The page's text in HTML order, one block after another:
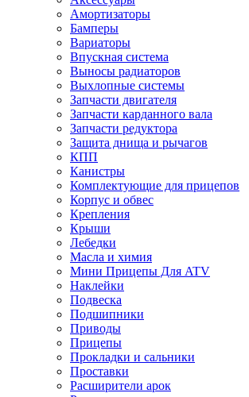
Амортизаторы
Бамперы
Вариаторы
Впускная система
Выносы радиаторов
Выхлопные системы
Запчасти двигателя
Запчасти карданного вала
Запчасти редуктора
Защита днища и рычагов
КПП
Канистры
Комплектующие для прицепов
Корпус и обвес
Крепления
Крыши
Лебедки
Масла и химия
Мини Прицепы Для ATV
Наклейки
Подвеска
Подшипники
Приводы
Прицепы
Прокладки и сальники
Проставки
Расширители арок